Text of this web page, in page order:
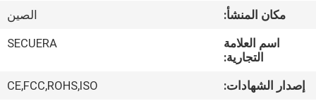
معلومات
جولة
مكان المنشأ:
الصين
اسم العلامة
التجارية:
SECUERA
إصدار الشهادات:
CE,FCC,ROHS,ISO